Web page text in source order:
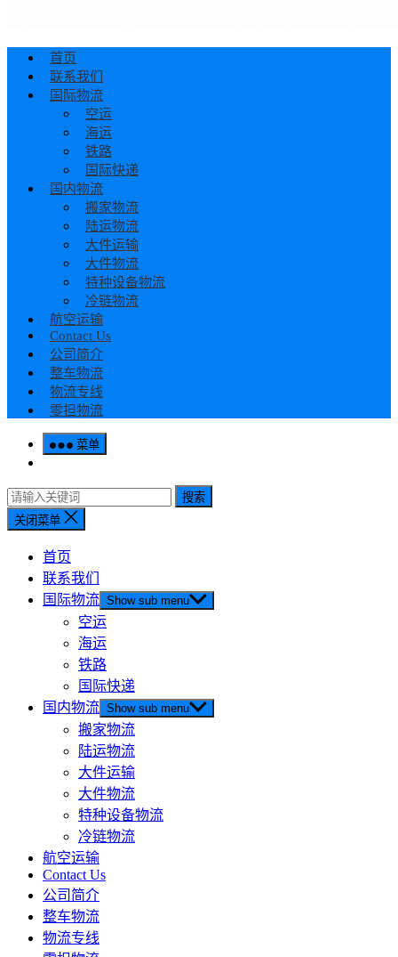
首页
联系我们
国际物流
空运
海运
铁路
国际快递
国内物流
搬家物流
陆运物流
大件运输
大件物流
特种设备物流
冷链物流
航空运输
Contact Us
公司简介
整车物流
物流专线
零担物流
菜单
搜索
关闭菜单
首页
联系我们
国际物流 Show sub menu
空运
海运
铁路
国际快递
国内物流 Show sub menu
搬家物流
陆运物流
大件运输
大件物流
特种设备物流
冷链物流
航空运输
Contact Us
公司简介
整车物流
物流专线